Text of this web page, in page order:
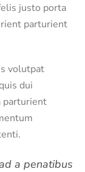
justo porta
parturient
volutpat
dui
parturient
a penatibus